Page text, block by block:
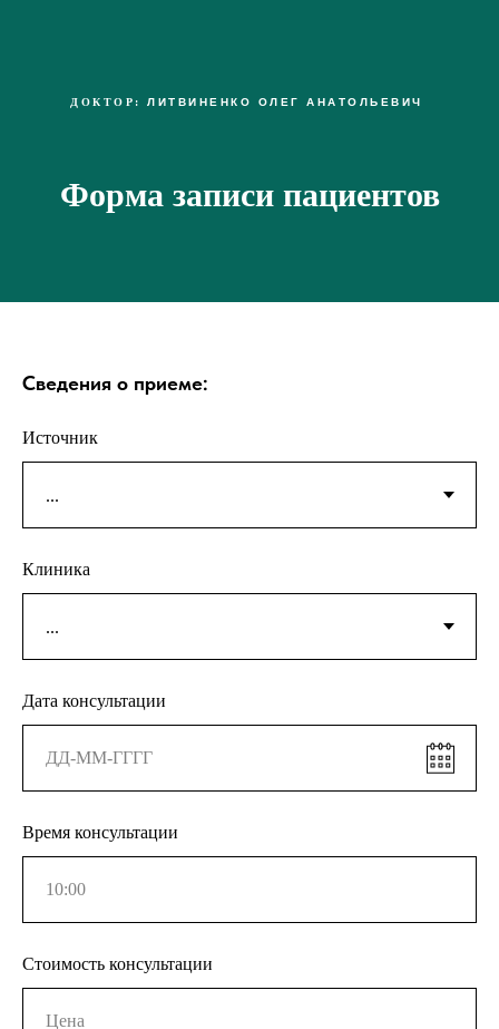
ДОКТОР: ЛИТВИНЕНКО ОЛЕГ АНАТОЛЬЕВИЧ
Форма записи пациентов
Сведения о приеме:
Источник
Клиника
Дата консультации
Время консультации
Стоимость консультации